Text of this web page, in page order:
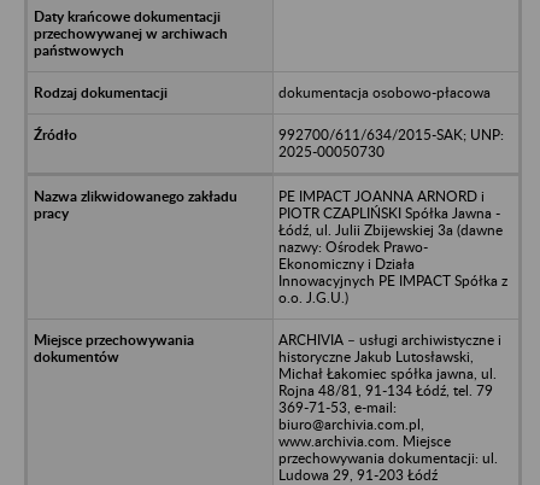
dokumentacja osobowo-płacowa
992700/611/634/2015-SAK; UNP:
2025-00050730
PE IMPACT JOANNA ARNORD i
PIOTR CZAPLIŃSKI Spółka Jawna -
Łódź, ul. Julii Zbijewskiej 3a (dawne
nazwy: Ośrodek Prawo-
Ekonomiczny i Działa
Innowacyjnych PE IMPACT Spółka z
o.o. J.G.U.)
ARCHIVIA – usługi archiwistyczne i
historyczne Jakub Lutosławski,
Michał Łakomiec spółka jawna, ul.
Rojna 48/81, 91-134 Łódź, tel. 79
369-71-53, e-mail:
biuro@archivia.com.pl,
www.archivia.com. Miejsce
przechowywania dokumentacji: ul.
Ludowa 29, 91-203 Łódź